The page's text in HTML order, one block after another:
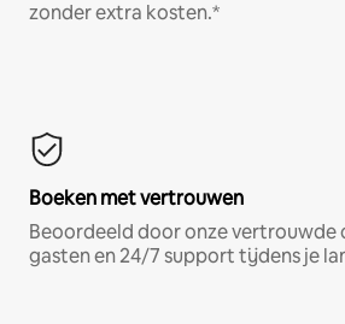
zonder extra kosten.*
Boeken met vertrouwen
Beoordeeld door onze vertrouwde
gasten en 24/7 support tijdens je